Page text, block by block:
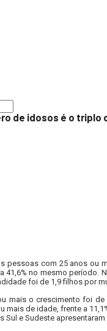
de idosos é o triplo
pessoas com 25 anos ou
41,6% no mesmo período.
foi de 1,9 filhos por
mais o crescimento foi de
mais de idade, frente a
Sul e Sudeste